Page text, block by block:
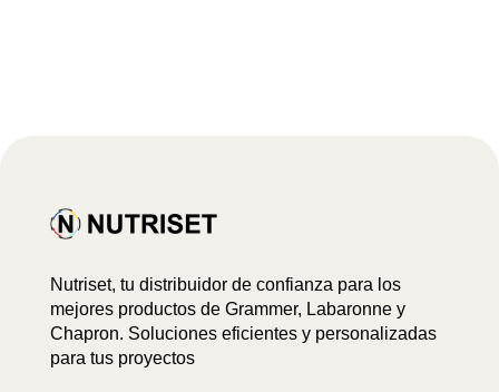
Nutriset, tu distribuidor de confianza para los
mejores productos de Grammer, Labaronne y
Chapron. Soluciones eficientes y personalizadas
para tus proyectos